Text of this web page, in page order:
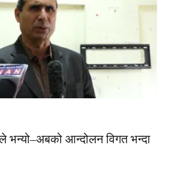
भन्यो–अबको आन्दोलन विगत भन्दा